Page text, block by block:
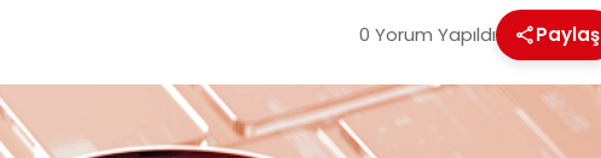
0 Yorum Yapıldı Paylaş